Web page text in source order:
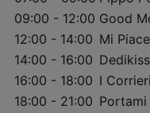
09:00 - 12:00 Good
12:00 - 14:00 Mi Piace
14:00 - 16:00 Dedikiss
16:00 - 18:00 I
18:00 - 21:00 Portami